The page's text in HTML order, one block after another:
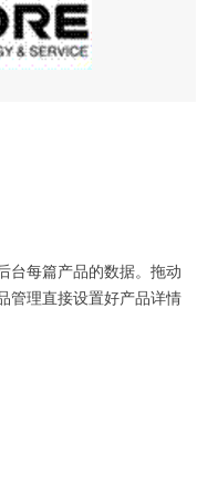
台每篇产品的数据。拖动
管理直接设置好产品详情